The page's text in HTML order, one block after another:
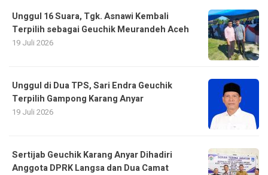
Unggul 16 Suara, Tgk. Asnawi Kembali
Terpilih sebagai Geuchik Meurandeh Aceh
19 Juli 2026
Unggul di Dua TPS, Sari Endra Geuchik
Terpilih Gampong Karang Anyar
19 Juli 2026
Sertijab Geuchik Karang Anyar Dihadiri
Anggota DPRK Langsa dan Dua Camat